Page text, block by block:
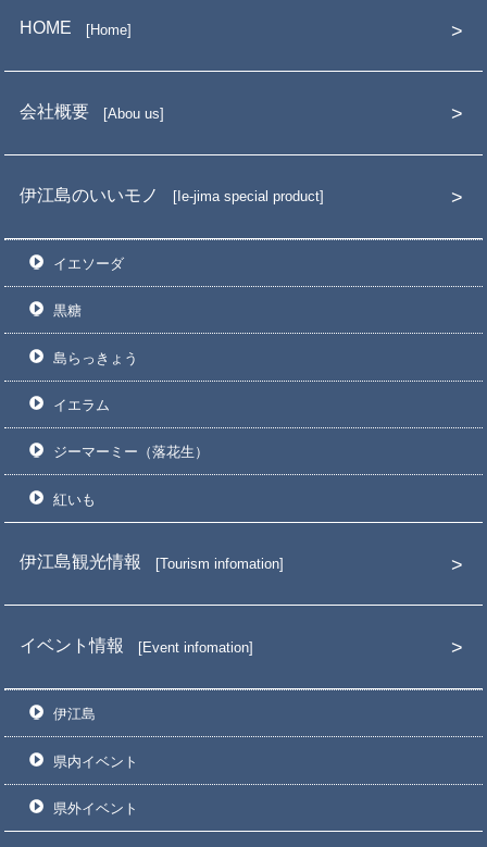
HOME Home
会社概要 Abou us
伊江島のいいモノ Ie-jima special product
イエソーダ
黒糖
島らっきょう
イエラム
ジーマーミー（落花生）
紅いも
伊江島観光情報 Tourism infomation
イベント情報 Event infomation
伊江島
県内イベント
県外イベント